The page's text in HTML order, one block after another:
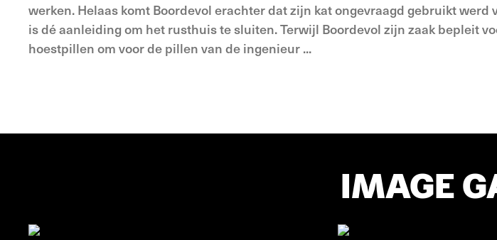
werken. Helaas komt Boordevol erachter dat zijn kat ongevraagd gebruikt
is dé aanleiding om het rusthuis te sluiten. Terwijl Boordevol zijn zaak bepleit
hoestpillen om voor de pillen van de ingenieur ...
IMAGE